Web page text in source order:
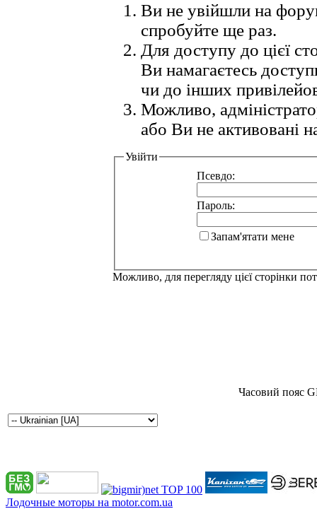
Ви не увійшли на
спробуйте ще раз.
Для доступу до цієї
Ви намагаєтесь
чи до інших
Можливо,
або Ви не активовані
Увійти
Псевдо:
Пароль:
Запам'ятати мене
Можливо, для перегляду цієї сторінки
Часовий пояс
Лодочные моторы на motor.com.ua